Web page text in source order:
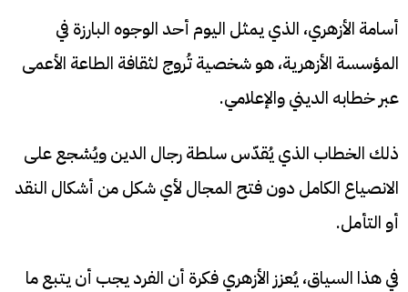
أسامة الأزهري، الذي يمثل اليوم أحد الوجوه البارزة في
المؤسسة الأزهرية، هو شخصية تُروج لثقافة الطاعة الأعمى
عبر خطابه الديني والإعلامي.
ذلك الخطاب الذي يُقدّس سلطة رجال الدين ويُشجع على
الانصياع الكامل دون فتح المجال لأي شكل من أشكال النقد
أو التأمل.
في هذا السياق، يُعزز الأزهري فكرة أن الفرد يجب أن يتبع ما